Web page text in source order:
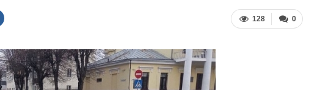
0
128